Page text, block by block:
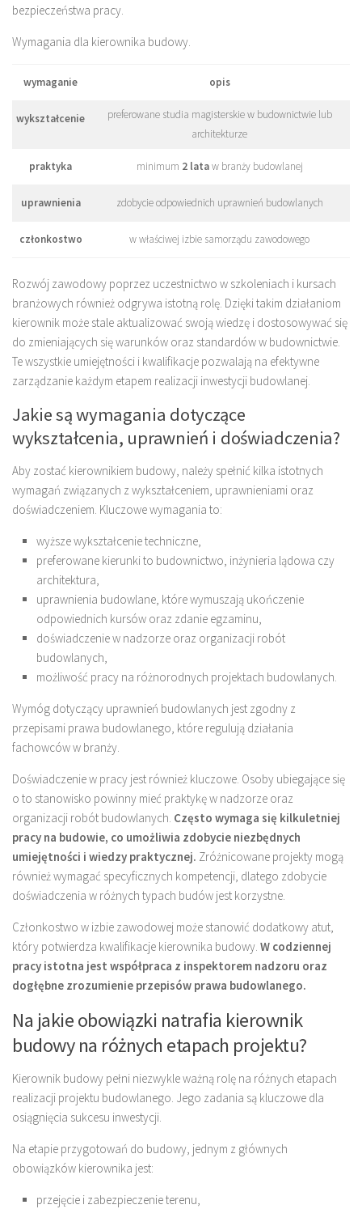
bezpieczeństwa pracy.
Wymagania dla kierownika budowy.
wymaganie opis
wykształcenie
preferowane studia magisterskie w budownictwie lub
architekturze
praktyka minimum 2 lataw branży budowlanej
uprawnienia zdobycie odpowiednich uprawnień budowlanych
członkostwo w właściwej izbie samorządu zawodowego
Rozwój zawodowy poprzez uczestnictwo w szkoleniach i kursach
branżowych również odgrywa istotną rolę. Dzięki takim działaniom
kierownik może stale aktualizować swoją wiedzę i dostosowywać się
do zmieniających się warunków oraz standardów w budownictwie.
Te wszystkie umiejętności i kwalifikacje pozwalają na efektywne
zarządzanie każdym etapem realizacji inwestycji budowlanej.
Jakie są wymagania dotyczące
wykształcenia, uprawnień i doświadczenia?
Aby zostać kierownikiem budowy, należy spełnić kilka istotnych
wymagań związanych z wykształceniem, uprawnieniami oraz
doświadczeniem. Kluczowe wymagania to:
wyższe wykształcenie techniczne,
preferowane kierunki to budownictwo, inżynieria lądowa czy
architektura,
uprawnienia budowlane, które wymuszają ukończenie
odpowiednich kursów oraz zdanie egzaminu,
doświadczenie w nadzorze oraz organizacji robót
budowlanych,
możliwość pracy na różnorodnych projektach budowlanych.
Wymóg dotyczący uprawnień budowlanych jest zgodny z
przepisami prawa budowlanego, które regulują działania
fachowców w branży.
Doświadczenie w pracy jest również kluczowe. Osoby ubiegające się
o to stanowisko powinny mieć praktykę w nadzorze oraz
organizacji robót budowlanych. Często wymaga się kilkuletniej
pracy na budowie, co umożliwia zdobycie niezbędnych
umiejętności i wiedzy praktycznej. Zróżnicowane projekty mogą
również wymagać specyficznych kompetencji, dlatego zdobycie
doświadczenia w różnych typach budów jest korzystne.
Członkostwo w izbie zawodowej może stanowić dodatkowy atut,
który potwierdza kwalifikacje kierownika budowy. W codziennej
pracy istotna jest współpraca z inspektorem nadzoru oraz
dogłębne zrozumienie przepisów prawa budowlanego.
Na jakie obowiązki natrafia kierownik
budowy na różnych etapach projektu?
Kierownik budowy pełni niezwykle ważną rolę na różnych etapach
realizacji projektu budowlanego. Jego zadania są kluczowe dla
osiągnięcia sukcesu inwestycji.
Na etapie przygotowań do budowy, jednym z głównych
obowiązków kierownika jest:
przejęcie i zabezpieczenie terenu,